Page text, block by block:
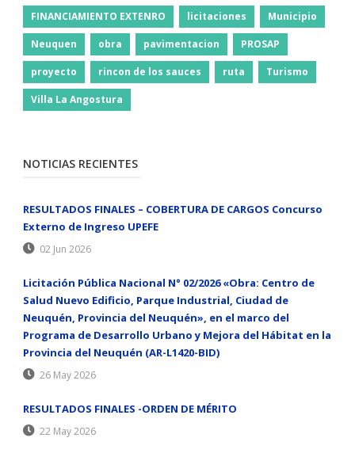
FINANCIAMIENTO EXTENRO licitaciones Municipio
Neuquen obra pavimentacion PROSAP
proyecto rincon de los sauces ruta Turismo
Villa La Angostura
NOTICIAS RECIENTES
RESULTADOS FINALES – COBERTURA DE CARGOS Concurso
Externo de Ingreso UPEFE
02 Jun 2026
Licitación Pública Nacional N° 02/2026 «Obra: Centro de
Salud Nuevo Edificio, Parque Industrial, Ciudad de
Neuquén, Provincia del Neuquén», en el marco del
Programa de Desarrollo Urbano y Mejora del Hábitat en la
Provincia del Neuquén (AR-L1420-BID)
26 May 2026
RESULTADOS FINALES -ORDEN DE MÉRITO
22 May 2026